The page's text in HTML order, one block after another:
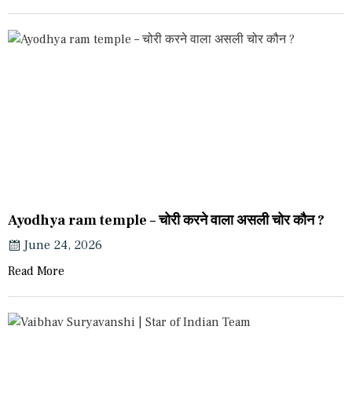
Ayodhya ram temple – चोरी करने वाला असली चोर कौन ?
June 24, 2026
Read More